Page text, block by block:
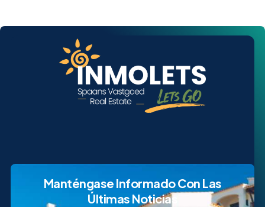
Manténgase Informado Con Las
Últimas Noticias